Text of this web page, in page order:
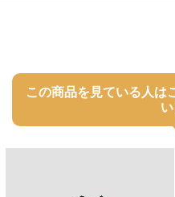
この商品を見ている人は